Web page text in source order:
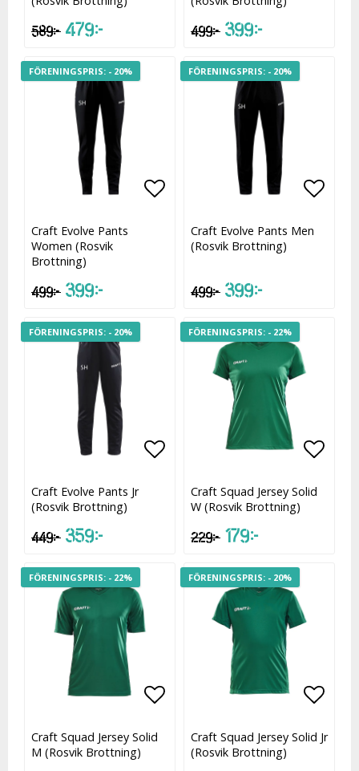
589 kr 479 kr 499 kr 399 kr
- 20%
Lägg till i favoritlistan
Lägg till i favoritlistan
Craft Evolve Pants
Women (Rosvik
Brottning)
499 kr 399 kr
- 20%
Craft Evolve Pants Men
(Rosvik Brottning)
499 kr 399 kr
- 20%
Lägg till i favoritlistan
Lägg till i favoritlistan
Craft Evolve Pants Jr
(Rosvik Brottning)
449 kr 359 kr
- 22%
Craft Squad Jersey Solid
W (Rosvik Brottning)
229 kr 179 kr
- 22%
Lägg till i favoritlistan
Craft Squad Jersey Solid
M (Rosvik Brottning)
- 20%
Craft Squad Jersey Solid Jr
(Rosvik Brottning)